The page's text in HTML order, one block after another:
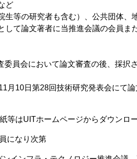
ど
研究者も含む）、公共団体、
著者に当推進会議の会員また
おいて論文審査の後、採択され
28回技術研究発表会にて論文
等はUITホームページからダウンロ
になり次第